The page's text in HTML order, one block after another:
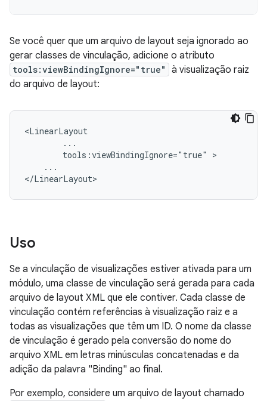
Se você quer que um arquivo de layout seja ignorado ao
gerar classes de vinculação, adicione o atributo
tools:viewBindingIgnore="true"
à visualização raiz
do arquivo de layout:
tools:viewBindingIgnore="true"
...
Uso
Se a vinculação de visualizações estiver ativada para um
módulo, uma classe de vinculação será gerada para cada
arquivo de layout XML que ele contiver. Cada classe de
vinculação contém referências à visualização raiz e a
todas as visualizações que têm um ID. O nome da classe
de vinculação é gerado pela conversão do nome do
arquivo XML em letras minúsculas concatenadas e da
adição da palavra "Binding" ao final.
Por exemplo, considere um arquivo de layout chamado